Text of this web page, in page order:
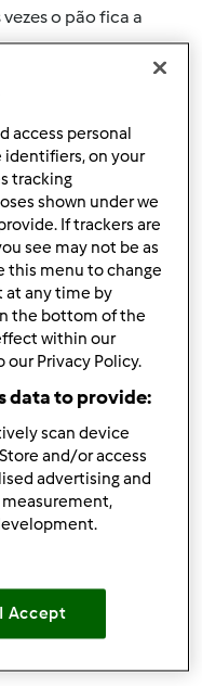
vezes o pão fica a
esse tipo de
se aquipara escrever
comentários
access personal
identifiers, on your
tracking
shown under we
If trackers are
see may not be as
this menu to change
at any time by
the bottom of the
within our
our Privacy Policy.
data to provide:
scan device
and/or access
advertising and
I Accept